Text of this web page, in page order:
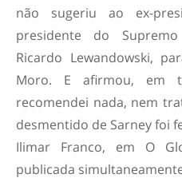
não sugeriu ao ex-
presidente do
Ricardo Lewandowski,
Moro. E afirmou, em
recomendei nada, nem
desmentido de Sarney foi
Ilimar Franco, em O
publicada